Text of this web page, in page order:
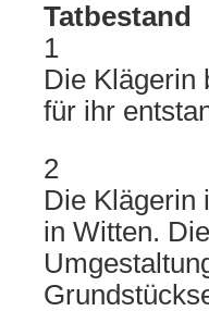
Tatbestand
1
Die Klägerin
für ihr
2
Die Klägerin
in Witten.